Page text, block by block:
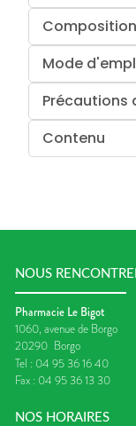
Composition
Mode
Précautions
Contenu
NOUS
Pharmacie Le Bigot
1060, avenue de Borgo
20290 Borgo
Tel : 04 95 36 16 40
Fax : 04 95 36 13 30
NOS HORAIRES